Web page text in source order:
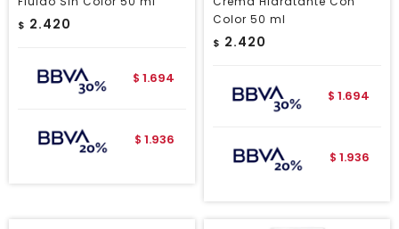
$ 2.420
$ 1.694
$ 1.936
Color 50 ml
$ 2.420
$ 1.694
$ 1.936